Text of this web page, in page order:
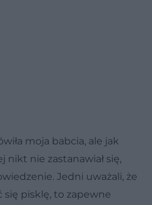
moja babcia, ale jak
nikt nie zastanawiał się,
Jedni uważali, że
się pisklę, to zapewne